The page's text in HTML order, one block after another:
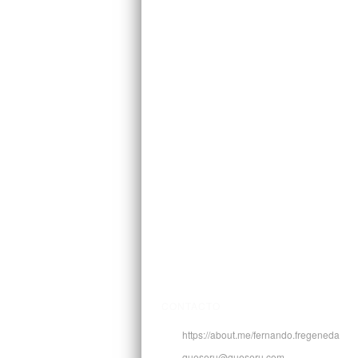
https://about.me/fernando.fregeneda